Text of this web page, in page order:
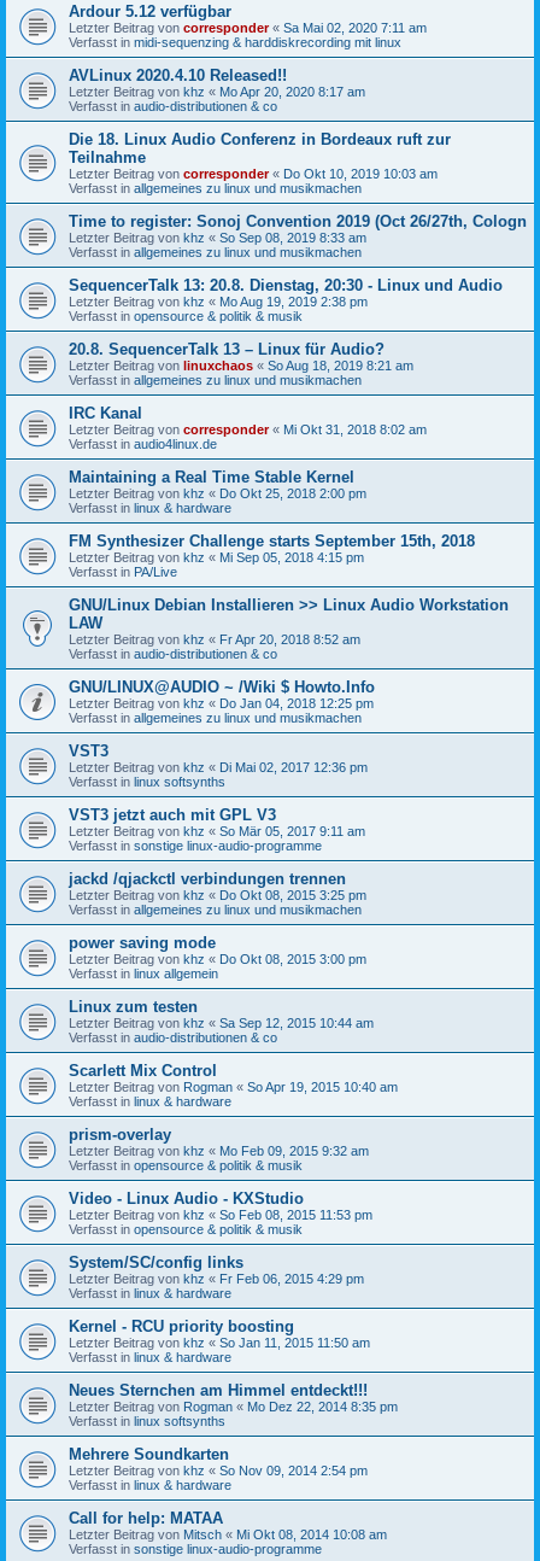
Ardour 5.12 verfügbar
Letzter Beitrag von corresponder« Sa Mai 02, 2020 7:11 am
Verfasst in midi-sequenzing & harddiskrecording mit linux
AVLinux 2020.4.10 Released!!
Letzter Beitrag von khz « Mo Apr 20, 2020 8:17 am
Verfasst in audio-distributionen & co
Die 18. Linux Audio Conferenz in Bordeaux ruft zur
Teilnahme
Letzter Beitrag von corresponder« Do Okt 10, 2019 10:03 am
Verfasst in allgemeines zu linux und musikmachen
Time to register: Sonoj Convention 2019 (Oct 26/27th, Cologn
Letzter Beitrag von khz « So Sep 08, 2019 8:33 am
Verfasst in allgemeines zu linux und musikmachen
SequencerTalk 13: 20.8. Dienstag, 20:30 - Linux und Audio
Letzter Beitrag von khz « Mo Aug 19, 2019 2:38 pm
Verfasst in opensource & politik & musik
20.8. SequencerTalk 13 – Linux für Audio?
Letzter Beitrag von linuxchaos « So Aug 18, 2019 8:21 am
Verfasst in allgemeines zu linux und musikmachen
IRC Kanal
Letzter Beitrag von corresponder« Mi Okt 31, 2018 8:02 am
Verfasst in audio4linux.de
Maintaining a Real Time Stable Kernel
Letzter Beitrag von khz « Do Okt 25, 2018 2:00 pm
Verfasst in linux & hardware
FM Synthesizer Challenge starts September 15th, 2018
Letzter Beitrag von khz « Mi Sep 05, 2018 4:15 pm
Verfasst in PA/Live
GNU/Linux Debian Installieren >> Linux Audio Workstation
LAW
Letzter Beitrag von khz « Fr Apr 20, 2018 8:52 am
Verfasst in audio-distributionen & co
GNU/LINUX@AUDIO ~ /Wiki $ Howto.Info
Letzter Beitrag von khz « Do Jan 04, 2018 12:25 pm
Verfasst in allgemeines zu linux und musikmachen
VST3
Letzter Beitrag von khz « Di Mai 02, 2017 12:36 pm
Verfasst in linux softsynths
VST3 jetzt auch mit GPL V3
Letzter Beitrag von khz « So Mär 05, 2017 9:11 am
Verfasst in sonstige linux-audio-programme
jackd /qjackctl verbindungen trennen
Letzter Beitrag von khz « Do Okt 08, 2015 3:25 pm
Verfasst in allgemeines zu linux und musikmachen
power saving mode
Letzter Beitrag von khz « Do Okt 08, 2015 3:00 pm
Verfasst in linux allgemein
Linux zum testen
Letzter Beitrag von khz « Sa Sep 12, 2015 10:44 am
Verfasst in audio-distributionen & co
Scarlett Mix Control
Letzter Beitrag von Rogman « So Apr 19, 2015 10:40 am
Verfasst in linux & hardware
prism-overlay
Letzter Beitrag von khz « Mo Feb 09, 2015 9:32 am
Verfasst in opensource & politik & musik
Video - Linux Audio - KXStudio
Letzter Beitrag von khz « So Feb 08, 2015 11:53 pm
Verfasst in opensource & politik & musik
System/SC/config links
Letzter Beitrag von khz « Fr Feb 06, 2015 4:29 pm
Verfasst in linux & hardware
Kernel - RCU priority boosting
Letzter Beitrag von khz « So Jan 11, 2015 11:50 am
Verfasst in linux & hardware
Neues Sternchen am Himmel entdeckt!!!
Letzter Beitrag von Rogman « Mo Dez 22, 2014 8:35 pm
Verfasst in linux softsynths
Mehrere Soundkarten
Letzter Beitrag von khz « So Nov 09, 2014 2:54 pm
Verfasst in linux & hardware
Call for help: MATAA
Letzter Beitrag von Mitsch « Mi Okt 08, 2014 10:08 am
Verfasst in sonstige linux-audio-programme